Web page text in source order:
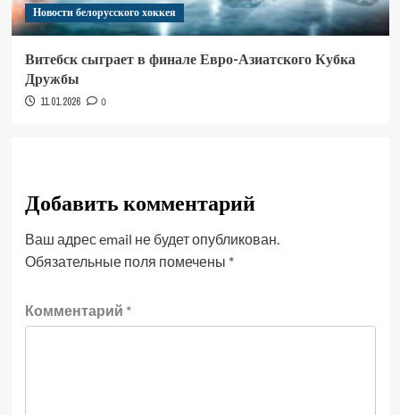
Новости белорусского хоккея
Витебск сыграет в финале Евро-Азиатского Кубка
Дружбы
11.01.2026 0
Добавить комментарий
Ваш адрес email не будет опубликован.
Обязательные поля помечены *
Комментарий *